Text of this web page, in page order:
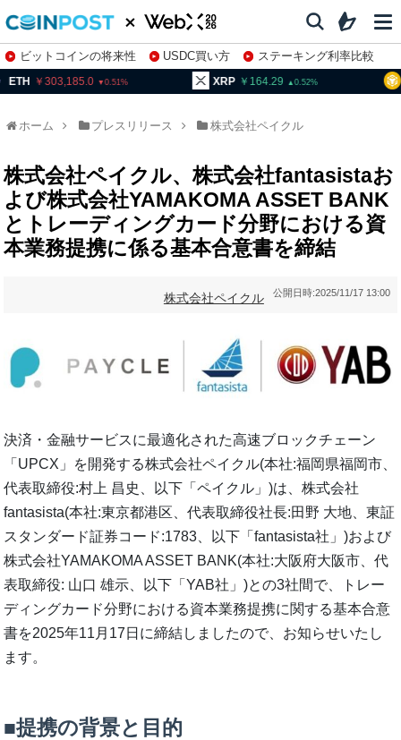
ビットコインの将来性 USDC買い方
ステーキング利率比較
株特集・関連銘柄
303,185.0 0.51 XRP 164.29 0.52 BNB
ホーム プレスリリース 株式会社ペイクル
株式会社ペイクル、株式会社fantasistaお
よび株式会社YAMAKOMA ASSET BANK
とトレーディングカード分野における資
本業務提携に係る基本合意書を締結
公開日時:2025/11/17 13:00
株式会社ペイクル
決済・金融サービスに最適化された高速ブロックチェーン
「UPCX」を開発する株式会社ペイクル(本社:福岡県福岡市、
代表取締役:村上 昌史、以下「ペイクル」)は、株式会社
fantasista(本社:東京都港区、代表取締役社長:田野 大地、東証
スタンダード証券コード:1783、以下「fantasista社」)および
株式会社YAMAKOMA ASSET BANK(本社:大阪府大阪市、代
表取締役: 山口 雄示、以下「YAB社」)との3社間で、トレー
ディングカード分野における資本業務提携に関する基本合意
書を2025年11月17日に締結しましたので、お知らせいたし
ます。
■提携の背景と目的